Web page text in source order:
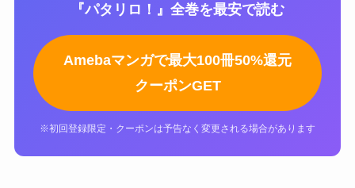
『パタリロ！』全巻を最安で読む
Amebaマンガで最大100冊50%還元
クーポンGET
※初回登録限定・クーポンは予告なく変更される場合があります